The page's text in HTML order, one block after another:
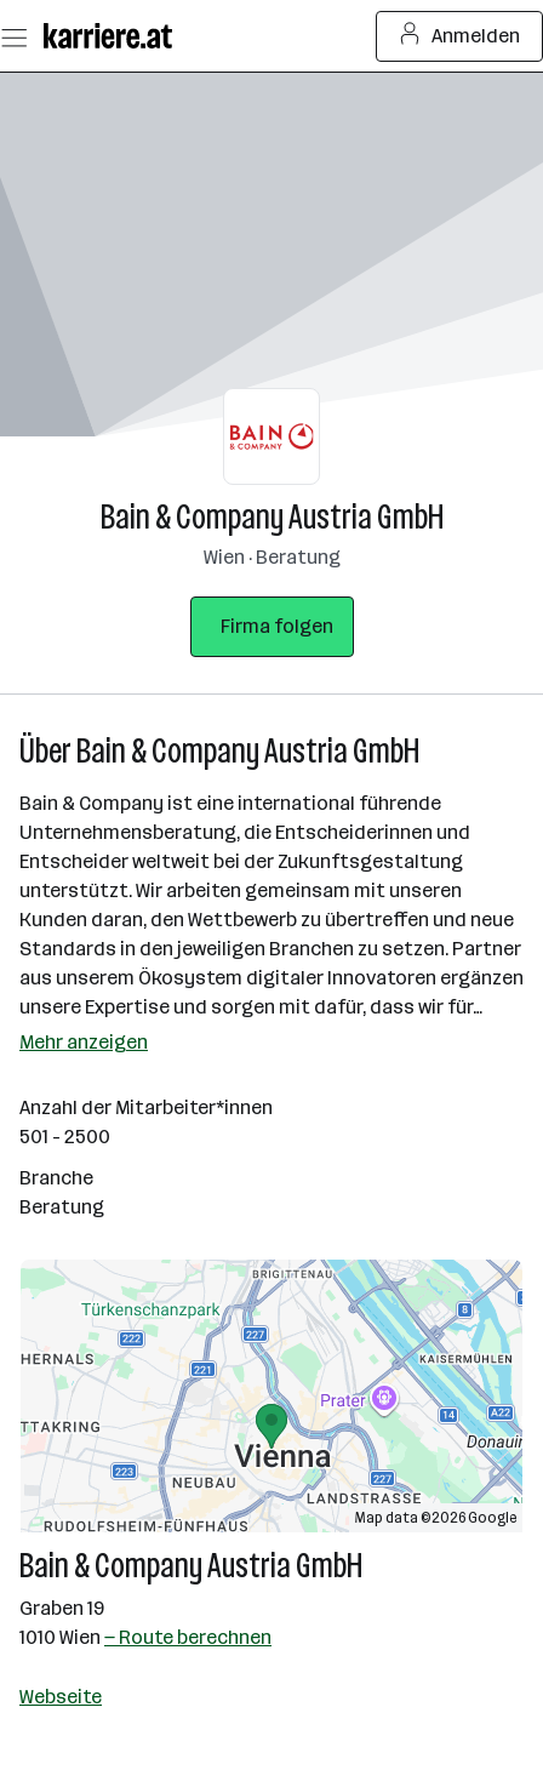
Seiteninhalt
springen
Anmelden
Bain & Company Austria GmbH
Wien · Beratung
Firma folgen
Über Bain & Company Austria GmbH
Bain & Company ist eine international führende
Unternehmensberatung, die Entscheiderinnen und
Entscheider weltweit bei der Zukunftsgestaltung
unterstützt. Wir arbeiten gemeinsam mit unseren
Kunden daran, den Wettbewerb zu übertreffen und neue
Standards in den jeweiligen Branchen zu setzen. Partner
aus unserem Ökosystem digitaler Innovatoren ergänzen
unsere Expertise und sorgen mit dafür, dass wir für…
Mehr anzeigen
Anzahl der Mitarbeiter*innen
501 - 2500
Branche
Beratung
Map data ©2026 Google
Bain & Company Austria GmbH
Graben 19
1010 Wien — Route berechnen
Webseite